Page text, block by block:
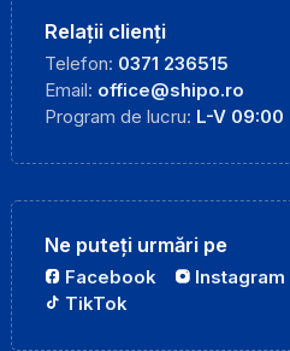
Relații clienți
Telefon: 0371 236515
Email: office@shipo.ro
Program de lucru: L-V 09:00
Ne puteți urmări pe
Facebook Instagram
TikTok